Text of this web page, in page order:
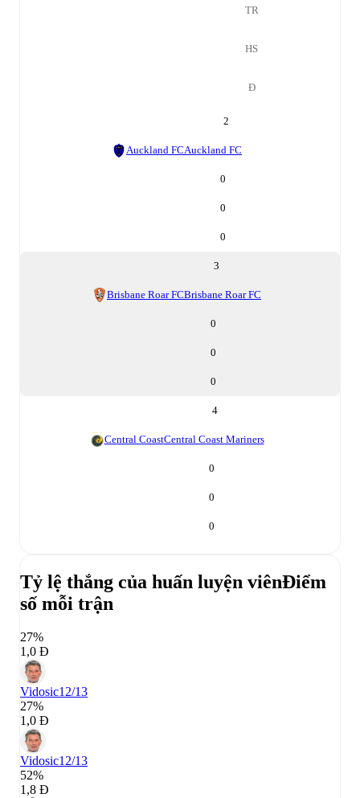
TR
HS
Đ
2
Auckland FCAuckland FC
0
0
0
3
Brisbane Roar FCBrisbane Roar FC
0
0
0
4
Central CoastCentral Coast Mariners
0
0
0
Tỷ lệ thắng của huấn luyện viênĐiểm
số mỗi trận
27%
1,0 Đ
Vidosic12/13
27%
1,0 Đ
Vidosic12/13
52%
1,8 Đ